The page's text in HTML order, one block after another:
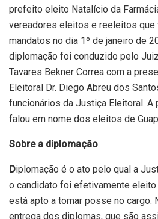
prefeito eleito Natalício da
vereadores eleitos e reeleitos que
mandatos no dia 1º de janeiro de
diplomação foi conduzido pelo
Tavares Bekner Correa com a
Eleitoral Dr. Diego Abreu dos
funcionários da Justiça Eleitoral.
falou em nome dos eleitos de
Sobre a diplomação
Diplomação é o ato pelo qual a
o candidato foi efetivamente
está apto a tomar posse no cargo.
entrega dos diplomas, que são